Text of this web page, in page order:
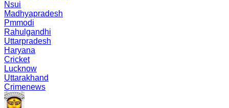
Nsui
Madhyapradesh
Pmmodi
Rahulgandhi
Uttarpradesh
Haryana
Cricket
Lucknow
Uttarakhand
Crimenews